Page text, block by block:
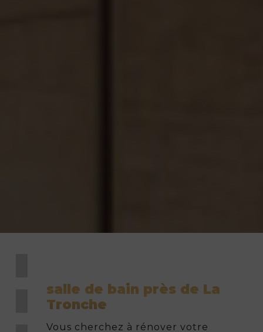
salle de bain près de La
Tronche
Vous cherchez à rénover votre